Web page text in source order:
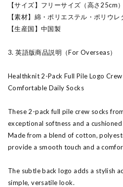
【サイズ】フリーサイズ（高さ25cm）
【素材】綿・ポリエステル・ポリウレ
【生産国】中国製
3. 英語版商品説明（For Overseas）
Healthknit 2-Pack Full Pile Logo
Comfortable Daily Socks
These 2-pack full pile crew socks
exceptional softness and a cushioned
Made from a blend of cotton,
provide a smooth touch and a
The subtle back logo adds a stylish
simple, versatile look.